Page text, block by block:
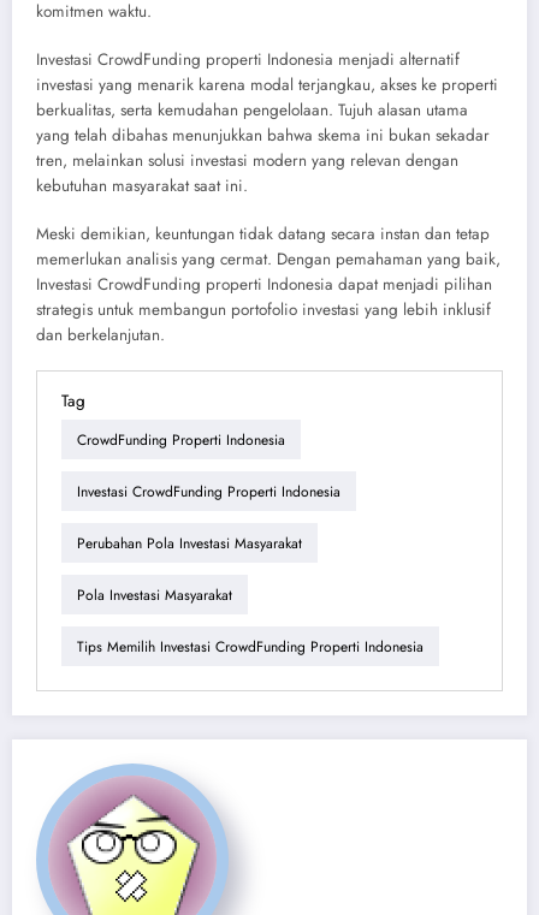
komitmen waktu.
Investasi CrowdFunding properti Indonesia menjadi alternatif
investasi yang menarik karena modal terjangkau, akses ke properti
berkualitas, serta kemudahan pengelolaan. Tujuh alasan utama
yang telah dibahas menunjukkan bahwa skema ini bukan sekadar
tren, melainkan solusi investasi modern yang relevan dengan
kebutuhan masyarakat saat ini.
Meski demikian, keuntungan tidak datang secara instan dan tetap
memerlukan analisis yang cermat. Dengan pemahaman yang baik,
Investasi CrowdFunding properti Indonesia dapat menjadi pilihan
strategis untuk membangun portofolio investasi yang lebih inklusif
dan berkelanjutan.
Tag
CrowdFunding Properti Indonesia
Investasi CrowdFunding Properti Indonesia
Perubahan Pola Investasi Masyarakat
Pola Investasi Masyarakat
Tips Memilih Investasi CrowdFunding Properti Indonesia